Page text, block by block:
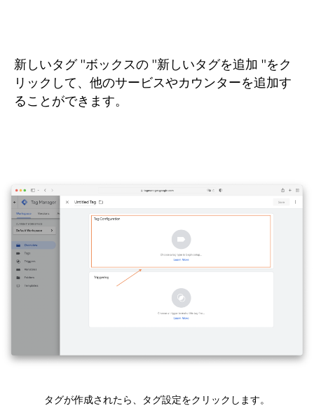
新しいタグ "ボックスの "新しいタグを追加 "をク
リックして、他のサービスやカウンターを追加す
ることができます。
タグが作成されたら、タグ設定をクリックします。